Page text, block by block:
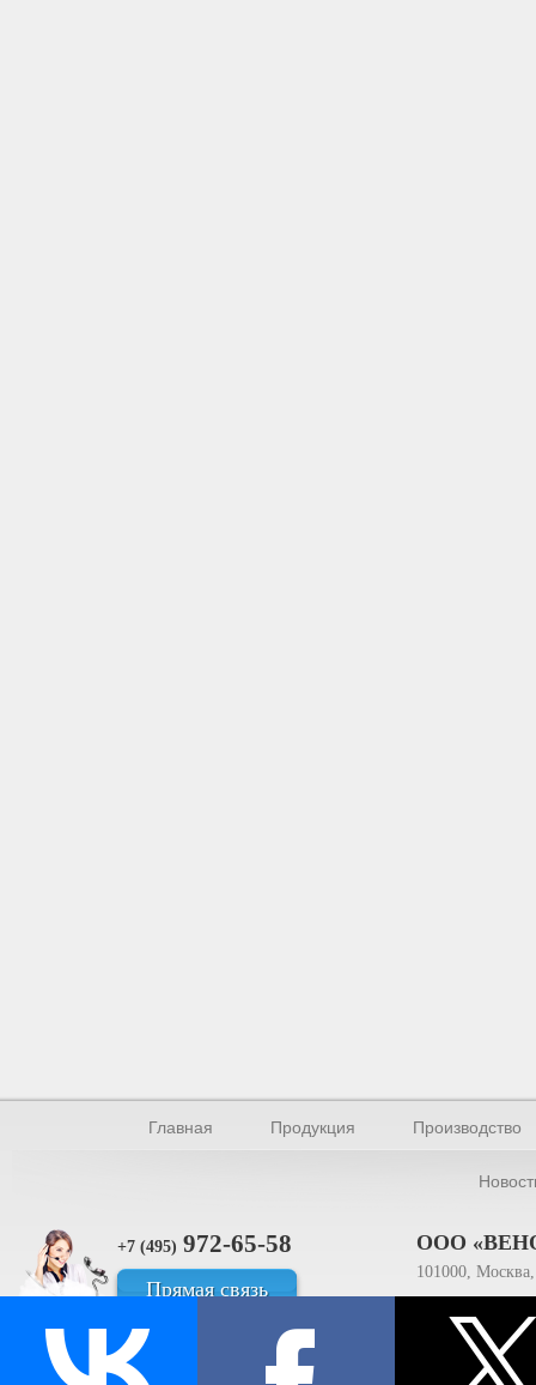
Главная Продукция Производство
+7 (495) 972-65-58
Прямая связь
ООО
101000,
© Производство уплотнителей и профилей 2026.
Все права защищены.